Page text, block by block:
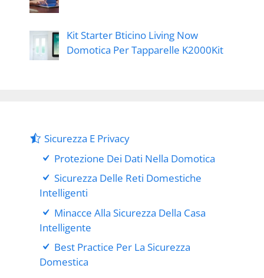
Kit Starter Bticino Living Now
Domotica Per Tapparelle K2000Kit
Sicurezza E Privacy
Protezione Dei Dati Nella Domotica
Sicurezza Delle Reti Domestiche
Intelligenti
Minacce Alla Sicurezza Della Casa
Intelligente
Best Practice Per La Sicurezza
Domestica